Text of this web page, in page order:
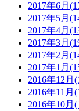
2017年6月
2017年5月
2017年4月
2017年3月
2017年2月
2017年1月
2016年12月
2016年11月
2016年10月